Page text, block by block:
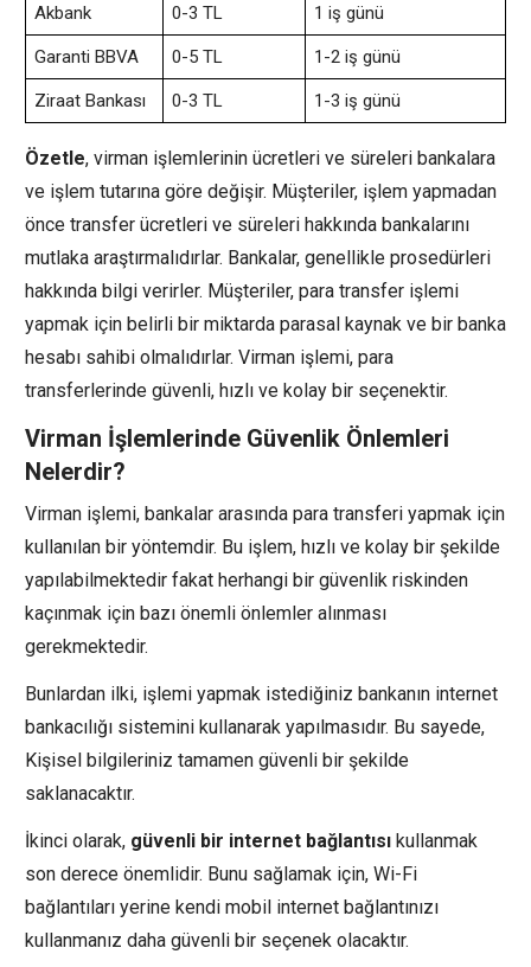
Akbank 0-3 TL 1 iş günü
Garanti BBVA 0-5 TL 1-2 iş günü
Ziraat Bankası 0-3 TL 1-3 iş günü
Özetle, virman işlemlerinin ücretleri ve süreleri bankalara
ve işlem tutarına göre değişir. Müşteriler, işlem yapmadan
önce transfer ücretleri ve süreleri hakkında bankalarını
mutlaka araştırmalıdırlar. Bankalar, genellikle prosedürleri
hakkında bilgi verirler. Müşteriler, para transfer işlemi
yapmak için belirli bir miktarda parasal kaynak ve bir banka
hesabı sahibi olmalıdırlar. Virman işlemi, para
transferlerinde güvenli, hızlı ve kolay bir seçenektir.
Virman İşlemlerinde Güvenlik Önlemleri
Nelerdir?
Virman işlemi, bankalar arasında para transferi yapmak için
kullanılan bir yöntemdir. Bu işlem, hızlı ve kolay bir şekilde
yapılabilmektedir fakat herhangi bir güvenlik riskinden
kaçınmak için bazı önemli önlemler alınması
gerekmektedir.
Bunlardan ilki, işlemi yapmak istediğiniz bankanın internet
bankacılığı sistemini kullanarak yapılmasıdır. Bu sayede,
Kişisel bilgileriniz tamamen güvenli bir şekilde
saklanacaktır.
İkinci olarak, güvenli bir internet bağlantısı kullanmak
son derece önemlidir. Bunu sağlamak için, Wi-Fi
bağlantıları yerine kendi mobil internet bağlantınızı
kullanmanız daha güvenli bir seçenek olacaktır.